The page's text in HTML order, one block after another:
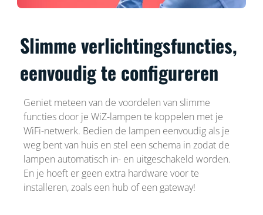
Slimme verlichtingsfuncties,
eenvoudig te configureren
Geniet meteen van de voordelen van slimme
functies door je WiZ-lampen te koppelen met je
WiFi-netwerk. Bedien de lampen eenvoudig als je
weg bent van huis en stel een schema in zodat de
lampen automatisch in- en uitgeschakeld worden.
En je hoeft er geen extra hardware voor te
installeren, zoals een hub of een gateway!